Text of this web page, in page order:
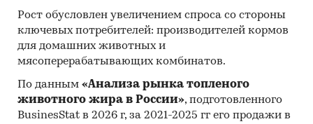
Рост обусловлен увеличением спроса со стороны
ключевых потребителей: производителей кормов
для домашних животных и
мясоперерабатывающих комбинатов.
По данным «Анализа рынка топленого
животного жира в России», подготовленного
BusinesStat в 2026 г, за 2021-2025 гг его продажи в